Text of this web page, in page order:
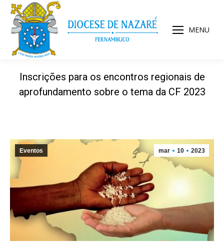
MENU
Inscrições para os encontros regionais de
aprofundamento sobre o tema da CF 2023
mar 10 2023
Eventos